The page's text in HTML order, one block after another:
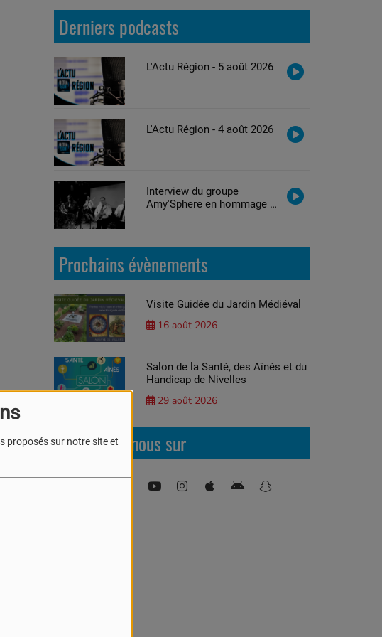
proposés sur notre site et
Derniers podcasts
L'Actu Région - 5 août 2026
L'Actu Région - 4 août 2026
Interview du groupe
Amy'Sphere en hommage à
Prochains évènements
Visite Guidée du Jardin Médiéval
16 août 2026
Salon de la Santé, des Aînés et du
Handicap de Nivelles
29 août 2026
Retrouvez-nous sur